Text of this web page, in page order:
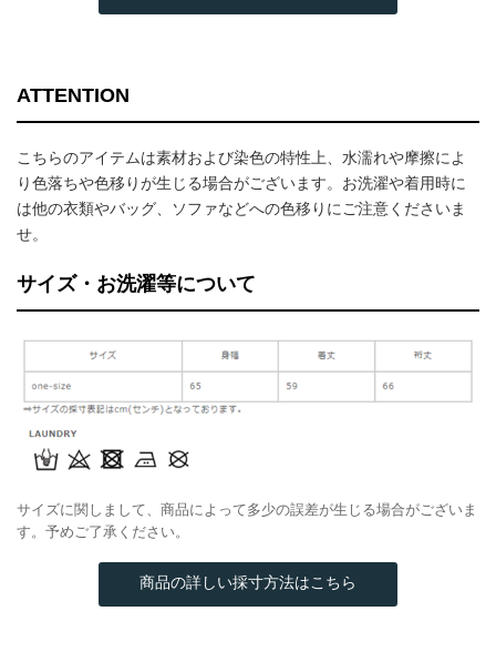
ATTENTION
こちらのアイテムは素材および染色の特性上、水濡れや摩擦によ
り色落ちや色移りが生じる場合がございます。お洗濯や着用時に
は他の衣類やバッグ、ソファなどへの色移りにご注意くださいま
せ。
サイズ・お洗濯等について
サイズに関しまして、商品によって多少の誤差が生じる場合がございま
す。予めご了承ください。
商品の詳しい採寸方法はこちら